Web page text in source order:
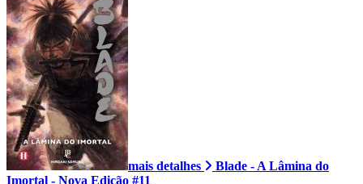
mais detalhes
Blade - A Lâmina do
Imortal - Nova Edição #11